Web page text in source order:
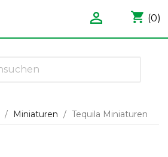
shopping_cart (0)

Miniaturen Tequila Miniaturen